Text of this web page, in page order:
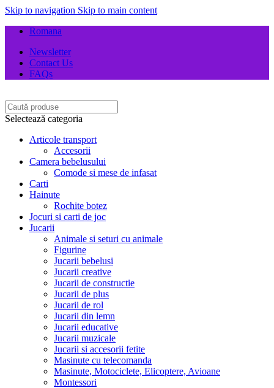
Skip to navigation Skip to main content
Romana
Newsletter
Contact Us
FAQs
Selectează categoria
Articole transport
Accesorii
Camera bebelusului
Comode si mese de infasat
Carti
Hainute
Rochite botez
Jocuri si carti de joc
Jucarii
Animale si seturi cu animale
Figurine
Jucarii bebelusi
Jucarii creative
Jucarii de constructie
Jucarii de plus
Jucarii de rol
Jucarii din lemn
Jucarii educative
Jucarii muzicale
Jucarii si accesorii fetite
Masinute cu telecomanda
Masinute, Motociclete, Elicoptere, Avioane
Montessori